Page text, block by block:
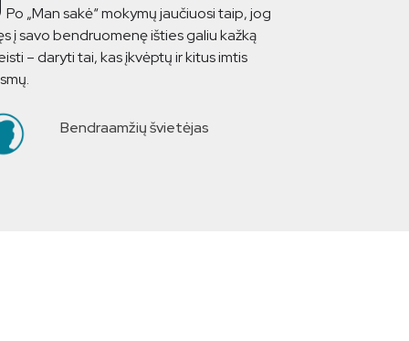
Po „Man sakė“ mokymų jaučiuosi taip, jog
į savo bendruomenę išties galiu kažką
– daryti tai, kas įkvėptų ir kitus imtis
Bendraamžių švietėjas